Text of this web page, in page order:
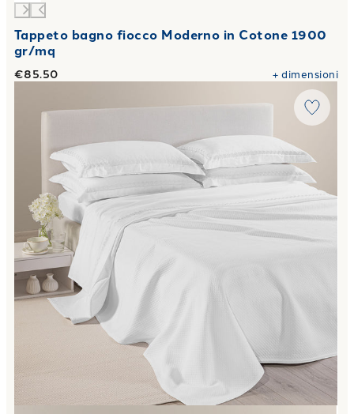
Tappeto bagno fiocco Moderno in Cotone 1900
gr/mq
€85.50 +dimensioni